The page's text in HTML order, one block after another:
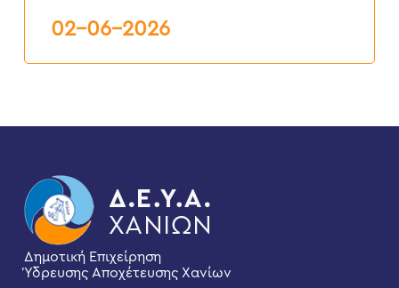
202602-06-2026
Δημοτική Επιχείρηση
Ύδρευσης Αποχέτευσης Χανίων